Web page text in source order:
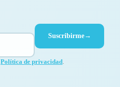
Suscribirme→
Política de privacidad.